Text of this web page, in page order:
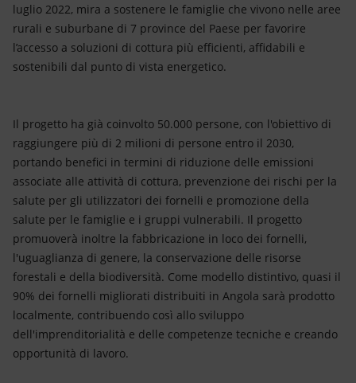
luglio 2022, mira a sostenere le famiglie che vivono nelle aree
rurali e suburbane di 7 province del Paese per favorire
l’accesso a soluzioni di cottura più efficienti, affidabili e
sostenibili dal punto di vista energetico.
Il progetto ha già coinvolto 50.000 persone, con l'obiettivo di
raggiungere più di 2 milioni di persone entro il 2030,
portando benefici in termini di riduzione delle emissioni
associate alle attività di cottura, prevenzione dei rischi per la
salute per gli utilizzatori dei fornelli e promozione della
salute per le famiglie e i gruppi vulnerabili. Il progetto
promuoverà inoltre la fabbricazione in loco dei fornelli,
l'uguaglianza di genere, la conservazione delle risorse
forestali e della biodiversità. Come modello distintivo, quasi il
90% dei fornelli migliorati distribuiti in Angola sarà prodotto
localmente, contribuendo così allo sviluppo
dell'imprenditorialità e delle competenze tecniche e creando
opportunità di lavoro.